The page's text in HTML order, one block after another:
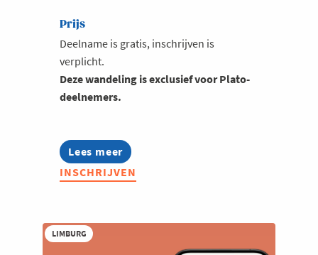
Prijs
Deelname is gratis, inschrijven is
verplicht.
Deze wandeling is exclusief voor Plato-
deelnemers.
Lees meer
about
Plato
Walks:
INSCHRIJVEN
LIMBURG